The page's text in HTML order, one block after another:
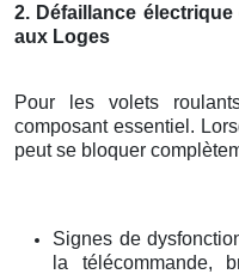
2. Défaillance
aux Loges
Pour les volets
composant essentiel.
peut se bloquer
Signes de
la télécommande,